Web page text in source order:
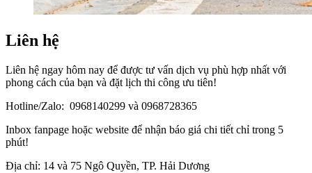
Liên hệ
Liên hệ ngay hôm nay để được tư vấn dịch vụ phù hợp nhất với
phong cách của bạn và đặt lịch thi công ưu tiên!
Hotline/Zalo: 0968140299 và 0968728365
Inbox fanpage hoặc website để nhận báo giá chi tiết chỉ trong 5
phút!
Địa chỉ: 14 và 75 Ngô Quyền, TP. Hải Dương